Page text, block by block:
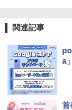
関連記事
a
首